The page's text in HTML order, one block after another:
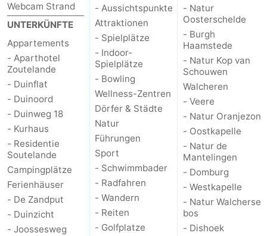
Webcam Strand
UNTERKÜNFTE
Appartements
- Aparthotel
Zoutelande
- Duinflat
- Duinoord
- Duinweg 18
- Kurhaus
- Residentie
Soutelande
Campingplätze
Ferienhäuser
- De Zandput
- Duinzicht
- Joossesweg
- Aussichtspunkte
Attraktionen
- Spielplätze
- Indoor-
Spielplätze
- Bowling
Wellness-Zentren
Dörfer & Städte
Natur
Führungen
Sport
- Schwimmbader
- Radfahren
- Wandern
- Reiten
- Golfplatze
- Natur
Oosterschelde
- Burgh
Haamstede
- Natur Kop van
Schouwen
Walcheren
- Veere
- Natur Oranjezon
- Oostkapelle
- Natur de
Mantelingen
- Domburg
- Westkapelle
- Natur Walcherse
bos
- Dishoek